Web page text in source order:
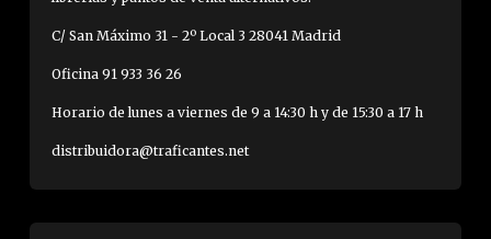
C/ San Máximo 31 - 2º Local 3 28041 Madrid
Oficina 91 933 36 26
Horario de lunes a viernes de 9 a 14:30 h y de 15:30 a 17 h
distribuidora@traficantes.net